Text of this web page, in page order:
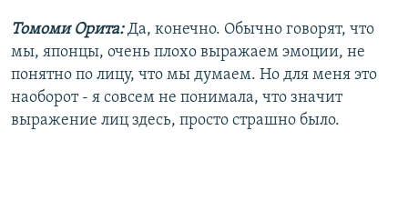
Томоми Орита:Да, конечно. Обычно говорят, что
мы, японцы, очень плохо выражаем эмоции, не
понятно по лицу, что мы думаем. Но для меня это
наоборот - я совсем не понимала, что значит
выражение лиц здесь, просто страшно было.